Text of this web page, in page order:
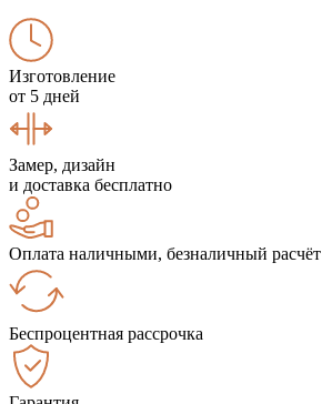
Изготовление
от 5 дней
Замер, дизайн
и доставка бесплатно
Оплата наличными, безналичный расчёт
Беспроцентная рассрочка